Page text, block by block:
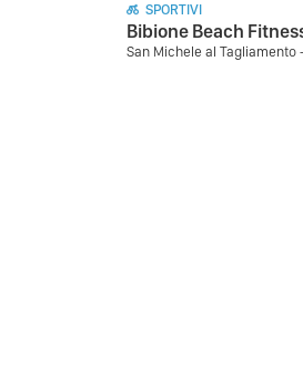
SPORTIVI
Bibione Beach
San Michele al Tagliamento